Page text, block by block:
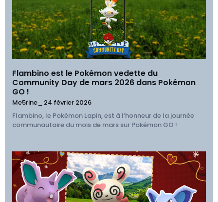
Flambino est le Pokémon vedette du
Community Day de mars 2026 dans Pokémon
GO !
Me5rine_ 24 février 2026
Flambino, le Pokémon Lapin, est à l’honneur de la journée
communautaire du mois de mars sur Pokémon GO !